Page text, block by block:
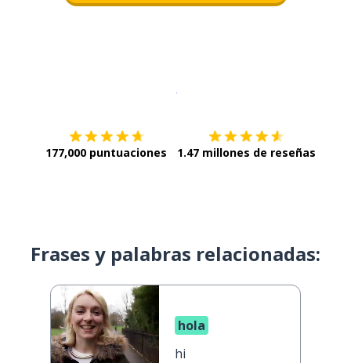
177,000 puntuaciones 1.47 millones de reseñas
Frases y palabras relacionadas:
hola
hi